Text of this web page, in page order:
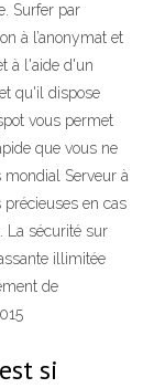
Surfer par
à l’anonymat et
à l'aide d'un
qu'il dispose
vous permet
que vous ne
mondial Serveur à
en cas
La sécurité sur
illimitée
de
si